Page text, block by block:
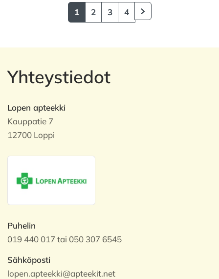
1 2 3 4
Yhteystiedot
Lopen apteekki
Kauppatie 7
12700 Loppi
Puhelin
019 440 017 tai 050 307 6545
Sähköposti
lopen.apteekki@apteekit.net